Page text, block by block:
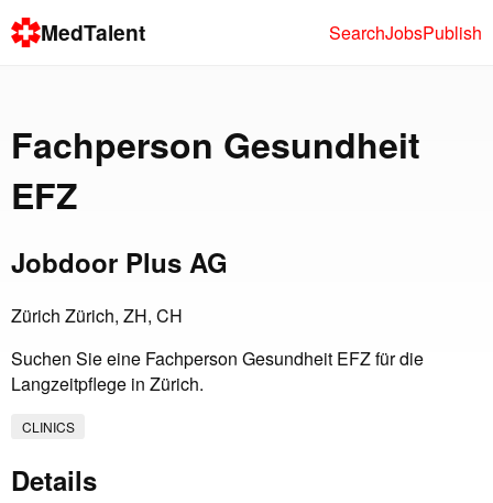
MedTalent SearchJobsPublish
Fachperson Gesundheit
EFZ
Jobdoor Plus AG
Zürich Zürich, ZH, CH
Suchen Sie eine Fachperson Gesundheit EFZ für die
Langzeitpflege in Zürich.
CLINICS
Details